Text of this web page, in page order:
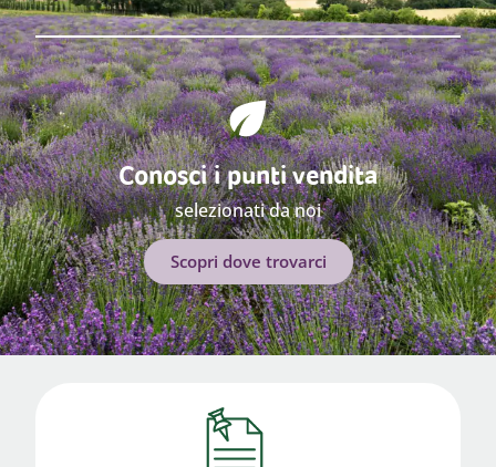
Conosci i punti vendita
selezionati da noi
Scopri dove trovarci